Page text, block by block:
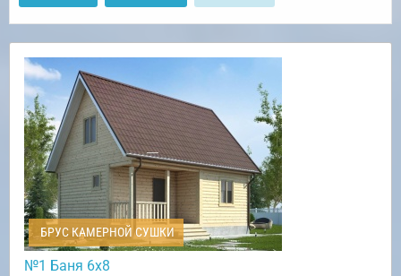
БРУС КАМЕРНОЙ СУШКИ
№1 Баня 6х8